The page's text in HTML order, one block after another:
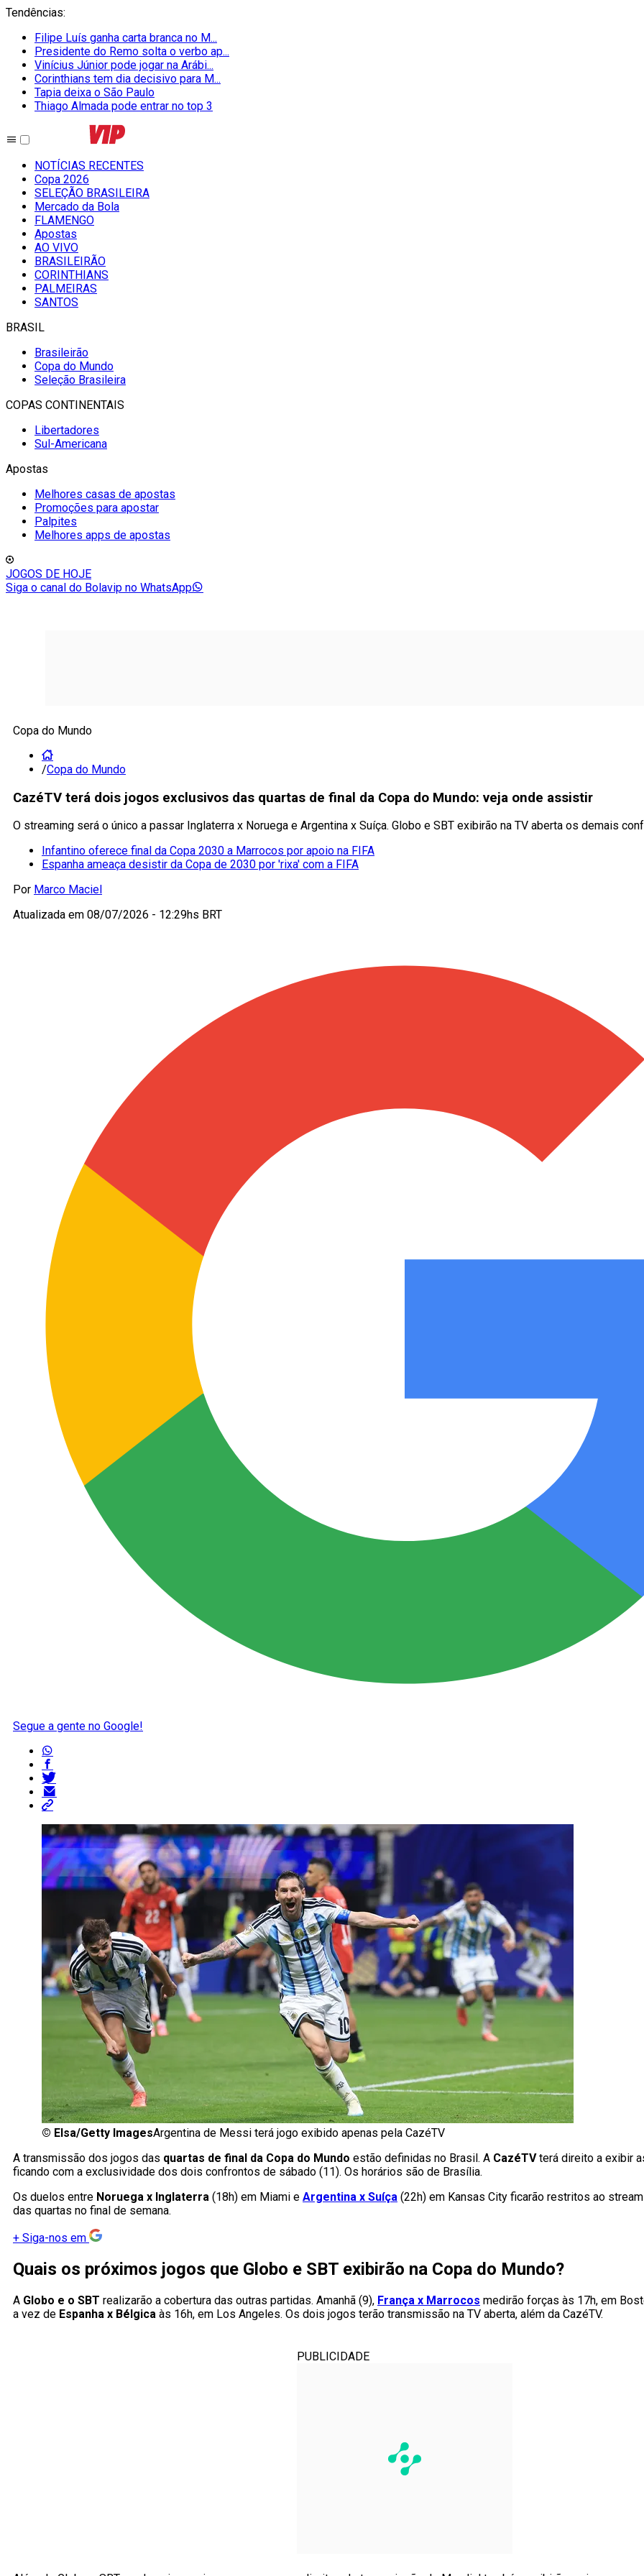
Tendências:
Filipe Luís ganha carta branca no M...
Presidente do Remo solta o verbo ap...
Vinícius Júnior pode jogar na Arábi...
Corinthians tem dia decisivo para M...
Tapia deixa o São Paulo
Thiago Almada pode entrar no top 3
NOTÍCIAS RECENTES
Copa 2026
SELEÇÃO BRASILEIRA
Mercado da Bola
FLAMENGO
Apostas
AO VIVO
BRASILEIRÃO
CORINTHIANS
PALMEIRAS
SANTOS
BRASIL
Brasileirão
Copa do Mundo
Seleção Brasileira
COPAS CONTINENTAIS
Libertadores
Sul-Americana
Apostas
Melhores casas de apostas
Promoções para apostar
Palpites
Melhores apps de apostas
JOGOS DE HOJE
Siga o canal do Bolavip no WhatsApp
Copa do Mundo
/Copa do Mundo
CazéTV terá dois jogos exclusivos das quartas de final da Copa do Mundo: veja onde assistir
O streaming será o único a passar Inglaterra x Noruega e Argentina x Suíça. Globo e SBT exibirão na TV aberta os demais
Infantino oferece final da Copa 2030 a Marrocos por apoio na FIFA
Espanha ameaça desistir da Copa de 2030 por 'rixa' com a FIFA
Por Marco Maciel
Atualizada em 08/07/2026 - 12:29hs BRT
Segue a gente no Google!
© Elsa/Getty ImagesArgentina de Messi terá jogo exibido apenas pela CazéTV
A transmissão dos jogos das quartas de final da Copa do Mundo estão definidas no Brasil. A CazéTVterá direito a exibir
ficando com a exclusividade dos dois confrontos de sábado (11). Os horários são de Brasília.
Os duelos entre Noruega x Inglaterra (18h) em Miami e Argentina x Suíça (22h) em Kansas City ficarão restritos ao
das quartas no final de semana.
+ Siga-nos em
Quais os próximos jogos que Globo e SBT exibirão na Copa do Mundo?
A Globo e o SBT realizarão a cobertura das outras partidas. Amanhã (9), França x Marrocos medirão forças às 17h, em
a vez de Espanha x Bélgica às 16h, em Los Angeles. Os dois jogos terão transmissão na TV aberta, além da CazéTV.
PUBLICIDADE